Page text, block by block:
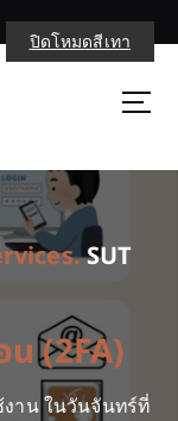
SUT
(2FA)
งาน ในวันจันทร์ที่
ปิดโหมดสีเทา